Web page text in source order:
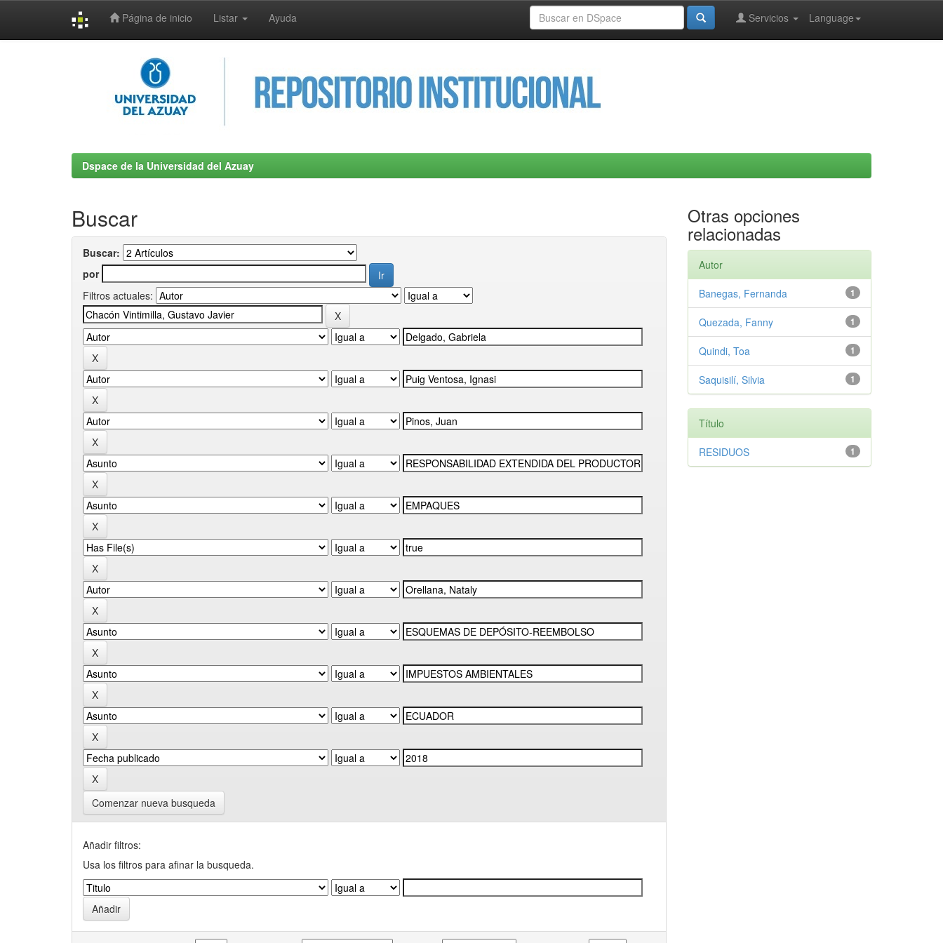
Página de inicio Listar Ayuda Language
Servicios
Dspace de la Universidad del Azuay
Buscar
Buscar:
por
Filtros actuales:
Comenzar nueva busqueda
Añadir filtros:
Usa los filtros para afinar la busqueda.
Otras opciones
relacionadas
Autor
1
Banegas, Fernanda
1
Quezada, Fanny
1
Quindi, Toa
1
Saquisilí, Silvia
Título
1
RESIDUOS